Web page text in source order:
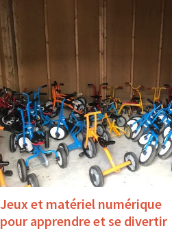
Jeux et matériel numérique
pour apprendre et se divertir